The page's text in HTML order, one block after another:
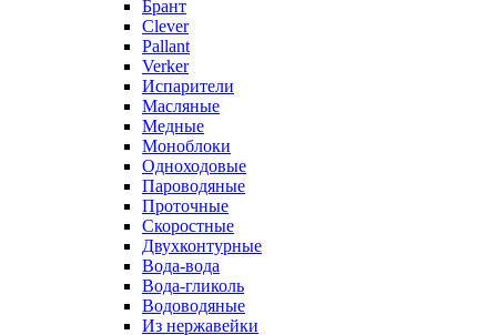
Брант
Clever
Pallant
Verker
Испарители
Масляные
Медные
Моноблоки
Одноходовые
Пароводяные
Проточные
Скоростные
Двухконтурные
Вода-вода
Вода-гликоль
Водоводяные
Из нержавейки